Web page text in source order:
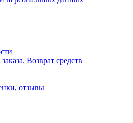
Возврат средств
отзывы